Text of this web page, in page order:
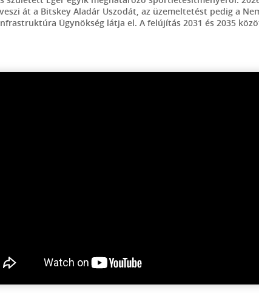
át a Bitskey Aladár Uszodát, az üzemeltetést pedig a
Ügynökség látja el. A felújítás 2031 és 2035